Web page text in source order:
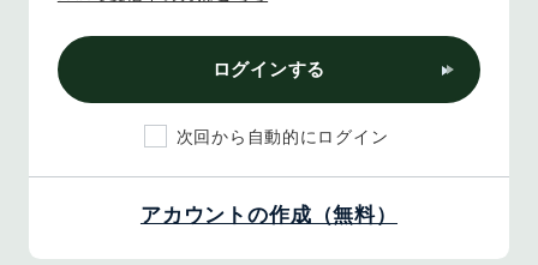
ログインする
次回から自動的にログイン
アカウントの作成（無料）